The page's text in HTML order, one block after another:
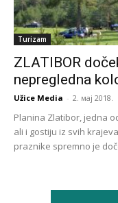
Turizam
ZLATIBOR
nepregledna
Užice Media - 2. мај 2018.
Planina Zlatibor, jedna
ali i gostiju iz svih
praznike spremno je